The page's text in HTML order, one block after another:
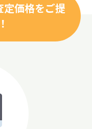
価格をご提